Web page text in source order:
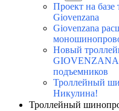
Проект на
Giovenzana
Giovenzana
Новый
GIOVENZANA
подъемников
Троллейный
Никулина!
Троллейный